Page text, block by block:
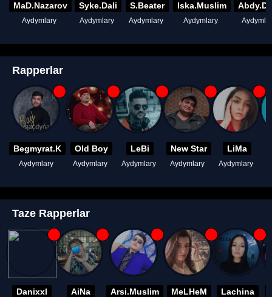
MaD.Nazarov
Aydymlary
Syke.Dali
Aydymlary
S.Beater
Aydymlary
Iska.Muslim
Aydymlary
Rapperlar
Begmyrat.K
Aydymlary
Old Boy
Aydymlary
LeBi
Aydymlary
New Star
Aydymlary
LiMa
Aydymlary
Taze Rapperlar
Danixxl AiNa Arsi.Muslim MeLHeM Lachina